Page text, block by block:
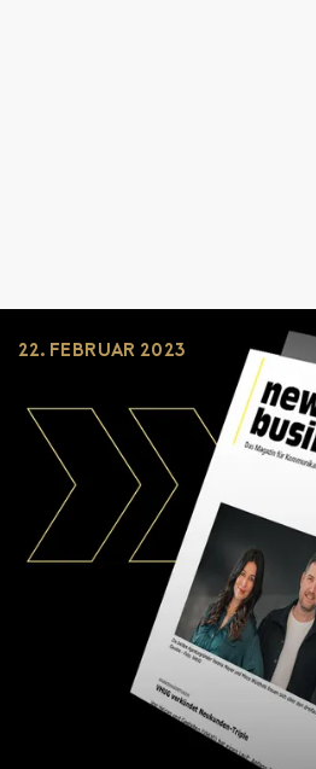
22. FEBRUAR 2023